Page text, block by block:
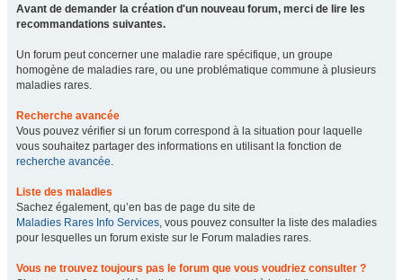
Avant de demander la création d'un nouveau forum, merci de lire les
recommandations suivantes.
Un forum peut concerner une maladie rare spécifique, un groupe
homogène de maladies rare, ou une problématique commune à plusieurs
maladies rares.
Recherche avancée
Vous pouvez vérifier si un forum correspond à la situation pour laquelle
vous souhaitez partager des informations en utilisant la fonction de
recherche avancée.
Liste des maladies
Sachez également, qu’en bas de page du site de
Maladies Rares Info Services, vous pouvez consulter la liste des maladies
pour lesquelles un forum existe sur le Forum maladies rares.
Vous ne trouvez toujours pas le forum que vous voudriez consulter ?